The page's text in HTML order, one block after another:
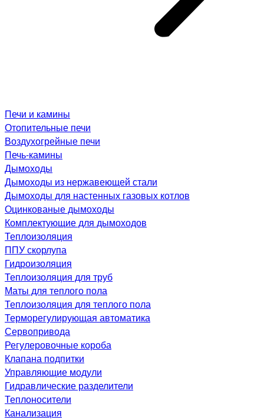
Печи и камины
Отопительные печи
Воздухогрейные печи
Печь-камины
Дымоходы
Дымоходы из нержавеющей стали
Дымоходы для настенных газовых котлов
Оцинкованые дымоходы
Комплектующие для дымоходов
Теплоизоляция
ППУ скорлупа
Гидроизоляция
Теплоизоляция для труб
Маты для теплого пола
Теплоизоляция для теплого пола
Терморегулирующая автоматика
Сервопривода
Регулеровочные короба
Клапана подпитки
Управляющие модули
Гидравлические разделители
Теплоносители
Канализация